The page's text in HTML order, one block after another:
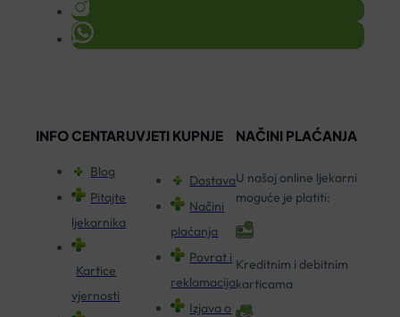
INFO CENTAR
Blog
Pitajte
ljekarnika
Kartice
vjernosti
UVJETI KUPNJE
Dostava
Načini
plaćanja
Povrat i
reklamacija
Izjava o
NAČINI PLAĆANJA
U našoj online ljekarni
moguće je platiti:
Kreditnim i debitnim
karticama